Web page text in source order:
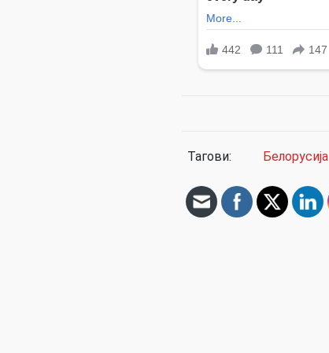
Тагови: Белорусија